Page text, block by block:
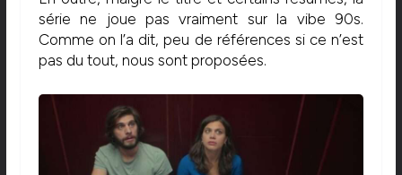
série ne joue pas vraiment sur la vibe 90s.
Comme on l’a dit, peu de références si ce n’est
pas du tout, nous sont proposées.